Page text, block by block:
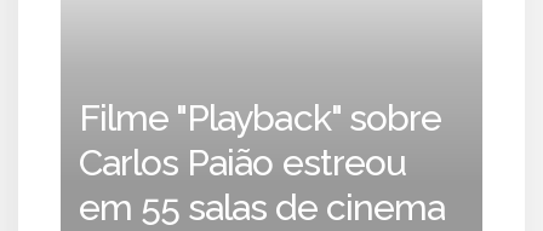
Filme "Playback" sobre
Carlos Paião estreou
em 55 salas de cinema